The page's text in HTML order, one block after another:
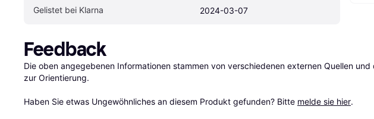
Gelistet bei Klarna 2024-03-07
Feedback
Die oben angegebenen Informationen stammen von verschiedenen externen Quellen und
zur Orientierung.
Haben Sie etwas Ungewöhnliches an diesem Produkt gefunden? Bitte melde sie hier.